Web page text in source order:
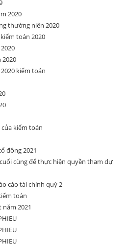
2020
thường niên 2020
toán 2020
2020
kiểm toán
kiểm toán
đông 2021
cùng để thực hiện quyền tham dự
cáo tài chính quý 2
toán
năm 2021